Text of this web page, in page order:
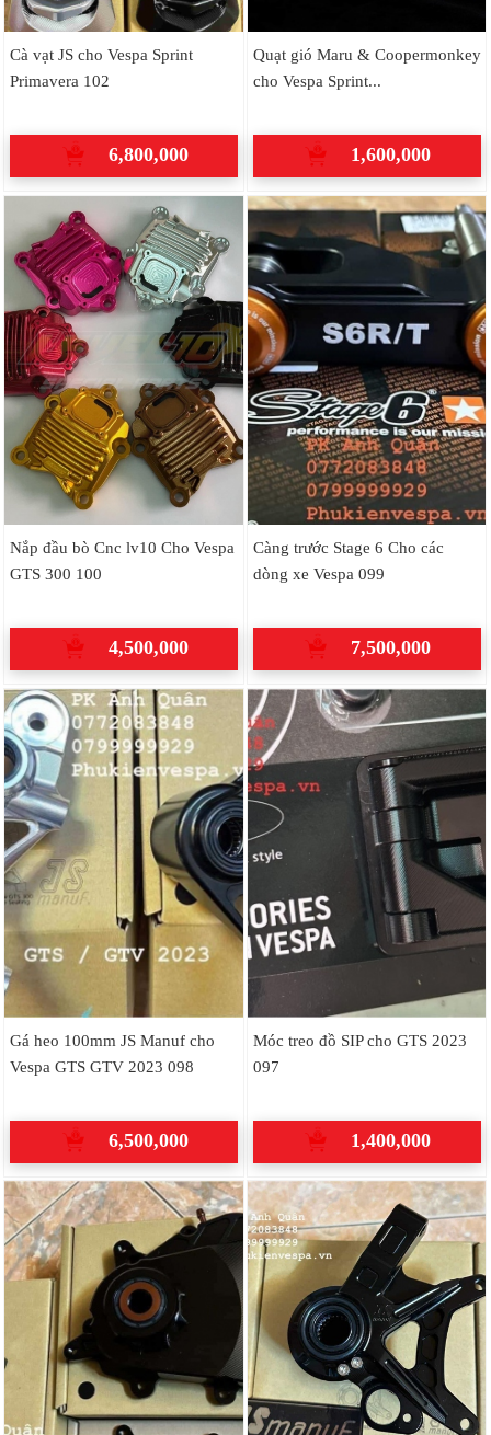
Cà vạt JS cho Vespa Sprint
Primavera 102
6,800,000
Quạt gió Maru & Coopermonkey
cho Vespa Sprint...
1,600,000
Nắp đầu bò Cnc lv10 Cho Vespa
GTS 300 100
4,500,000
Càng trước Stage 6 Cho các
dòng xe Vespa 099
7,500,000
Gá heo 100mm JS Manuf cho
Vespa GTS GTV 2023 098
6,500,000
Móc treo đồ SIP cho GTS 2023
097
1,400,000